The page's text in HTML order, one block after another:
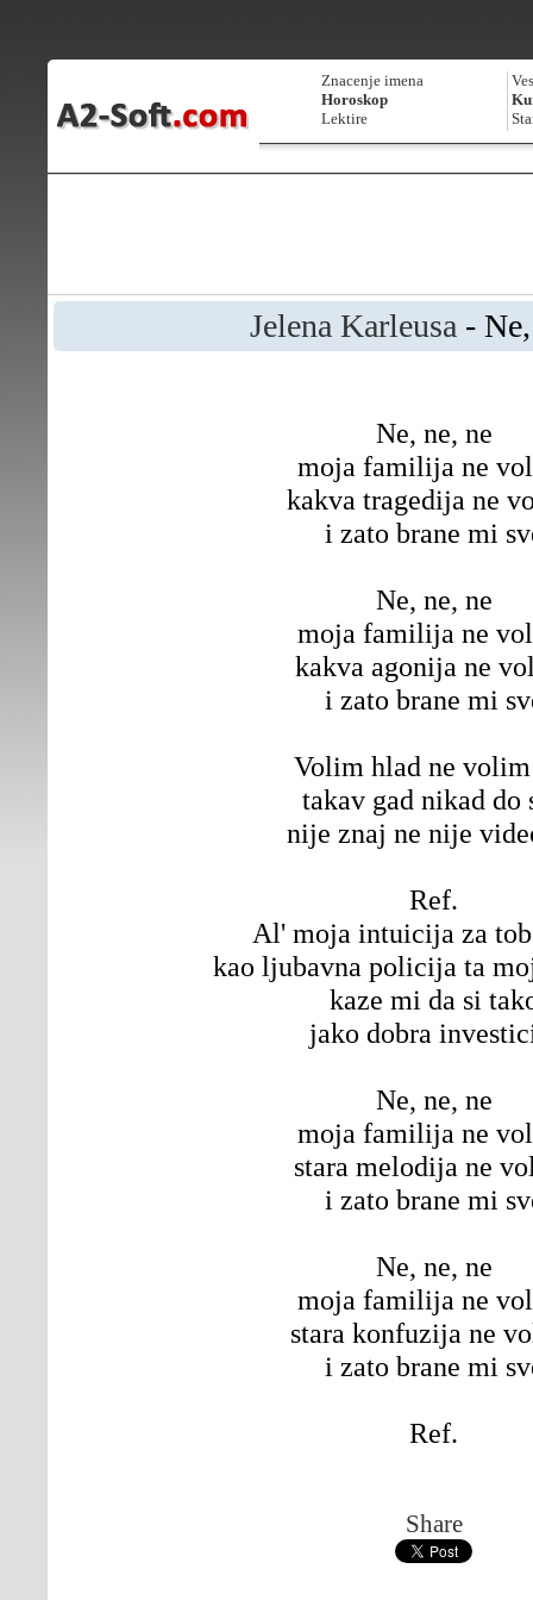
Znacenje imena
Horoskop
Lektire
Jelena Karleusa -
Ne, ne, ne
moja familija ne
kakva tragedija ne
i zato brane mi
Ne, ne, ne
moja familija ne
kakva agonija ne
i zato brane mi
Volim hlad ne
takav gad nikad do
nije znaj ne nije
Ref.
Al' moja intuicija za
kao ljubavna policija ta
kaze mi da si
jako dobra
Ne, ne, ne
moja familija ne
stara melodija ne
i zato brane mi
Ne, ne, ne
moja familija ne
stara konfuzija ne
i zato brane mi
Ref.
Share